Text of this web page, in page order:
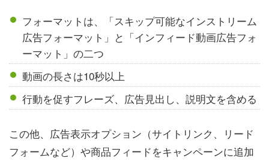
フォーマットは、「スキップ可能なインストリーム
広告フォーマット」と「インフィード動画広告フォ
ーマット」の二つ
動画の長さは10秒以上
行動を促すフレーズ、広告見出し、説明文を含める
この他、広告表示オプション（サイトリンク、リード
フォームなど）や商品フィードをキャンペーンに追加